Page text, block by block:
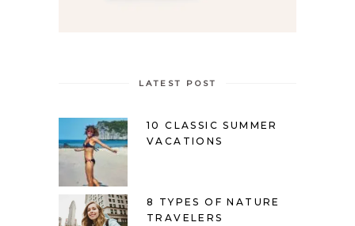
LATEST POST
10 CLASSIC SUMMER
VACATIONS
8 TYPES OF NATURE
TRAVELERS